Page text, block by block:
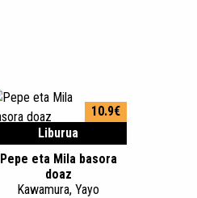
Liburua
10.9€
Pepe eta Mila basora
doaz
Kawamura, Yayo